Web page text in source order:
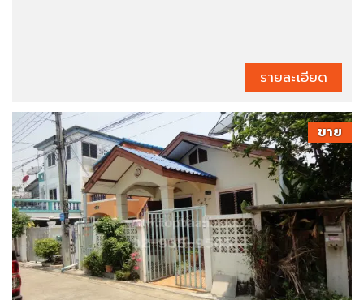
รายละเอียด
ขาย